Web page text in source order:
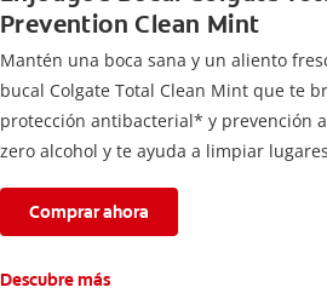
Prevention Clean Mint
Mantén una boca sana y un aliento
bucal Colgate Total Clean Mint que te
protección antibacterial* y prevención
zero alcohol y te ayuda a limpiar
Comprar ahora
Descubre más